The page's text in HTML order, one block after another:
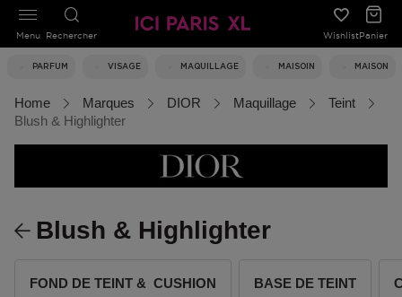
Rechercher WishlistPanier
PARFUM VISAGE MAQUILLAGE MAISOIN MAISON
Menu
Home Marques DIOR Maquillage
Teint
Blush & Highlighter
Blush & Highlighter
FOND DE TEINT & CUSHION BASE DE TEINT